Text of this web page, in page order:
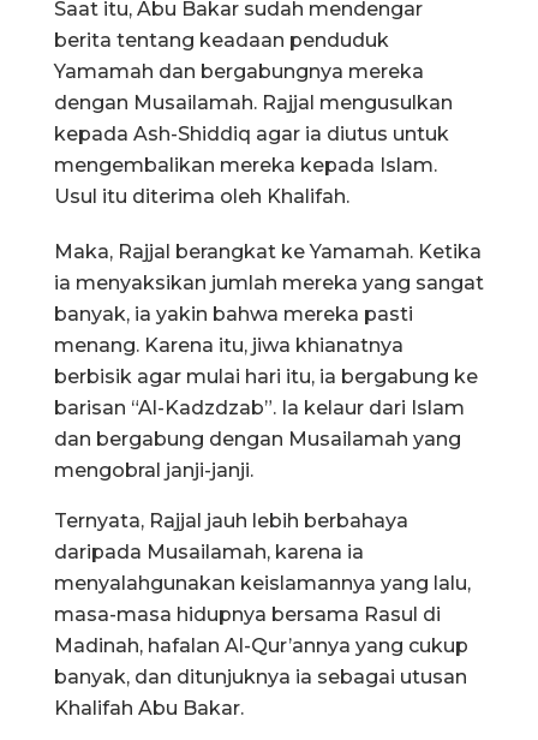
Saat itu, Abu Bakar sudah mendengar
berita tentang keadaan penduduk
Yamamah dan bergabungnya mereka
dengan Musailamah. Rajjal mengusulkan
kepada Ash-Shiddiq agar ia diutus untuk
mengembalikan mereka kepada Islam.
Usul itu diterima oleh Khalifah.
Maka, Rajjal berangkat ke Yamamah. Ketika
ia menyaksikan jumlah mereka yang sangat
banyak, ia yakin bahwa mereka pasti
menang. Karena itu, jiwa khianatnya
berbisik agar mulai hari itu, ia bergabung ke
barisan “Al-Kadzdzab”. Ia kelaur dari Islam
dan bergabung dengan Musailamah yang
mengobral janji-janji.
Ternyata, Rajjal jauh lebih berbahaya
daripada Musailamah, karena ia
menyalahgunakan keislamannya yang lalu,
masa-masa hidupnya bersama Rasul di
Madinah, hafalan Al-Qur’annya yang cukup
banyak, dan ditunjuknya ia sebagai utusan
Khalifah Abu Bakar.